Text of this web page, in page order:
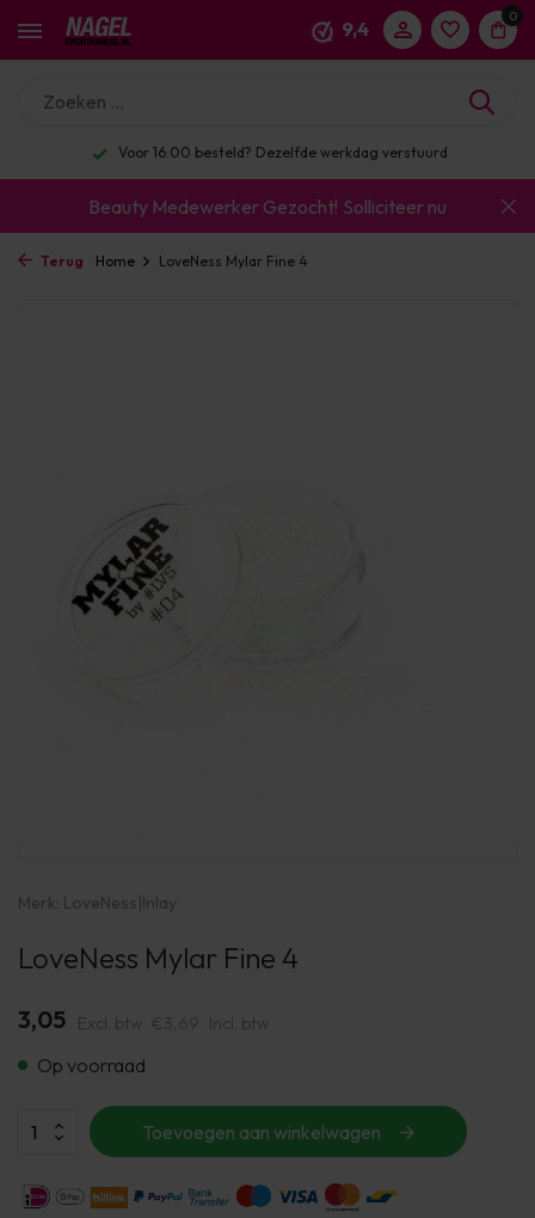
9,4
0
Voor 16:00 besteld? Dezelfde werkdag verstuurd
Beauty Medewerker Gezocht! Solliciteer nu
Terug Home LoveNess Mylar Fine 4
Merk: LoveNess|Inlay
LoveNess Mylar Fine 4
3,05 Excl. btw €3,69 Incl. btw
Op voorraad
Toevoegen aan winkelwagen